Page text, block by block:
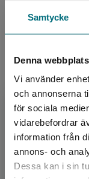
Samtycke
Denna
Vi använder
och annonserna
för sociala
vidarebefordrar
information från
annons- och
Dessa kan i sin
Linda